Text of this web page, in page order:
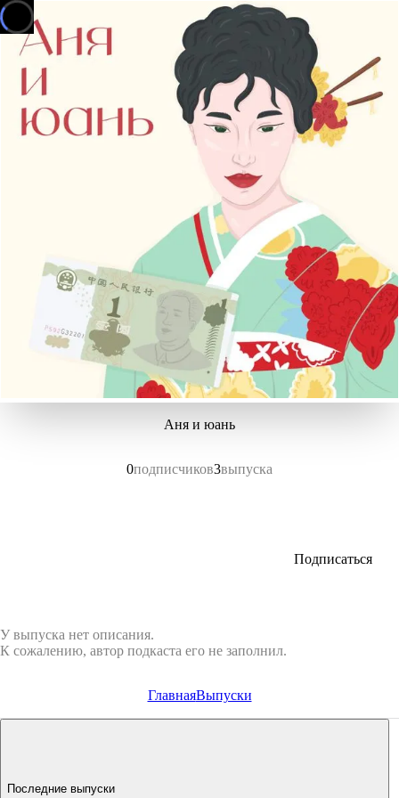
Аня и юань
0подписчиков3выпуска
Подписаться
У выпуска нет описания.
К сожалению, автор подкаста его не заполнил.
ГлавнаяВыпуски
Последние выпуски